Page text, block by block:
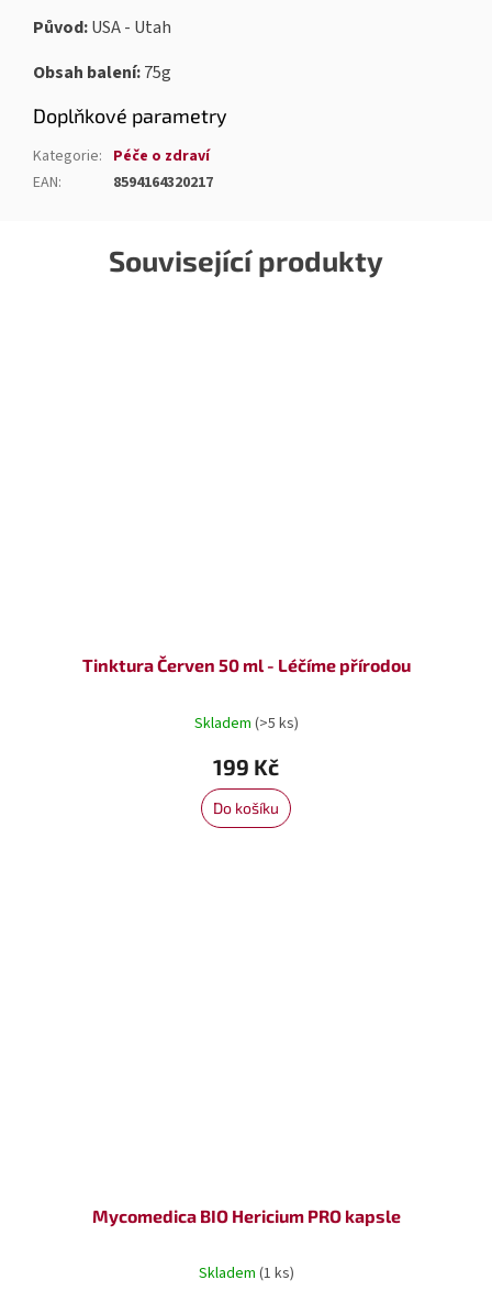
Související produkty
Tinktura Červen 50 ml - Léčíme přírodou
Skladem (>5 ks)
199 Kč
Do košíku
Mycomedica BIO Hericium PRO kapsle
Skladem (1 ks)
Původ:USA - Utah
Obsah balení:75g
Doplňkové parametry
Kategorie: Péče o zdraví
EAN: 8594164320217